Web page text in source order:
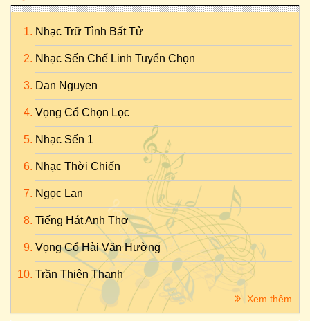
Nhạc Trữ Tình Bất Tử
Nhạc Sến Chế Linh Tuyển Chọn
Dan Nguyen
Vọng Cổ Chọn Lọc
Nhạc Sến 1
Nhạc Thời Chiến
Ngọc Lan
Tiếng Hát Anh Thơ
Vọng Cổ Hài Văn Hường
Trần Thiện Thanh
Xem thêm